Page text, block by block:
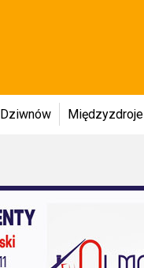
Dziwnów Międzyzdroje